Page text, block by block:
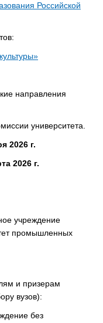
Российской
направления
университета.
2026 г.
2026 г.
учреждение
промышленных
и призерам
вузов):
без